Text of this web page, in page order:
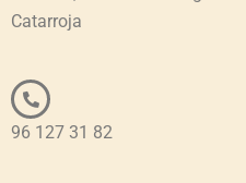
Catarroja
96 127 31 82